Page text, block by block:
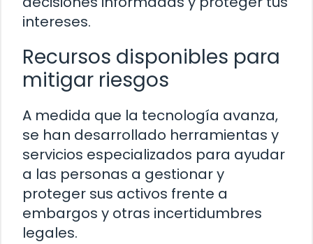
intereses.
Recursos disponibles para
mitigar riesgos
A medida que la tecnología avanza,
se han desarrollado herramientas y
servicios especializados para ayudar
a las personas a gestionar y
proteger sus activos frente a
embargos y otras incertidumbres
legales.